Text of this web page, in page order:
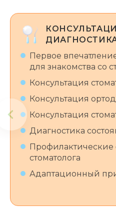
Первое
для знакомства со
Консультация
Консультация
Консультация
Диагностика
Профилактические
стоматолога
Адаптационный